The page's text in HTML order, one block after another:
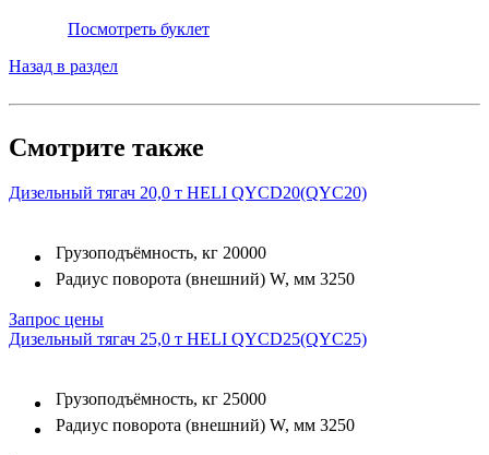
Посмотреть буклет
Назад в раздел
Смотрите также
Дизельный тягач 20,0 т HELI QYCD20(QYC20)
Грузоподъёмность, кг 20000
Радиус поворота (внешний) W, мм 3250
Запрос цены
Дизельный тягач 25,0 т HELI QYCD25(QYC25)
Грузоподъёмность, кг 25000
Радиус поворота (внешний) W, мм 3250